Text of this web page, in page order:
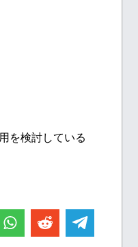
を検討している